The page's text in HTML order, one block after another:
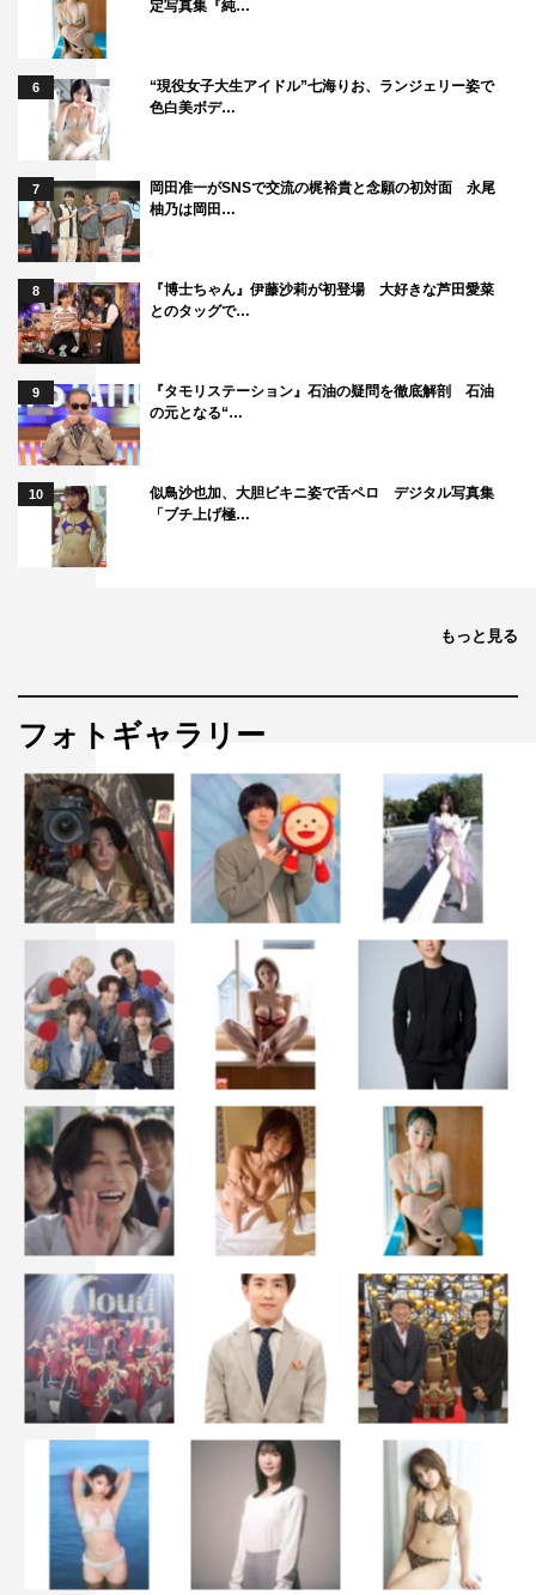
©日本テレビ
TVLIFE 今田美桜
赤澤遼太郎
定写真集『純…
6
“現役女子大生アイドル”七海りお、ランジェリー姿で
色白美ボデ…
7
岡田准一がSNSで交流の梶裕貴と念願の初対面 永尾
柚乃は岡田…
8
『博士ちゃん』伊藤沙莉が初登場 大好きな芦田愛菜
とのタッグで…
9
『タモリステーション』石油の疑問を徹底解剖 石油
の元となる“…
10
似鳥沙也加、大胆ビキニ姿で舌ペロ デジタル写真集
「ブチ上げ極…
もっと見る
フォトギャラリー